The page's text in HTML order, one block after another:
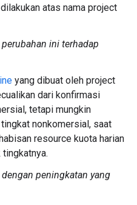
atas nama project
ini terhadap
yang dibuat oleh project
dari konfirmasi
tetapi mungkin
nonkomersial, saat
resource kuota harian
tingkatnya.
peningkatan yang